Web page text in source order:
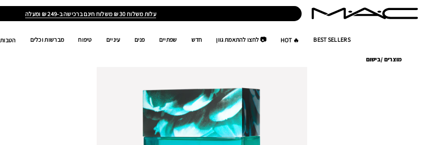
ALLAGES,ALLGENDERS,ALLRACES
BEST SELLERS
🔥 HOT 📷 לחצו להתאמת גוון חדש שפתיים פנים עיניים טיפוח מברשות וכלים הטבות
מוצרים /בישום